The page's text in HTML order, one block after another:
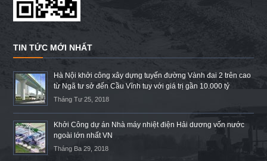
TIN TỨC MỚI NHẤT
Hà Nội khởi công xây dựng tuyến đường Vành đai 2 trên cao
từ Ngã tư sở đến Cầu Vĩnh tuy với giá trị gần 10.000 tỷ
Tháng Tư 25, 2018
Khởi Công dự án Nhà máy nhiệt điện Hải dương vốn nước
ngoài lớn nhất VN
Tháng Ba 29, 2018